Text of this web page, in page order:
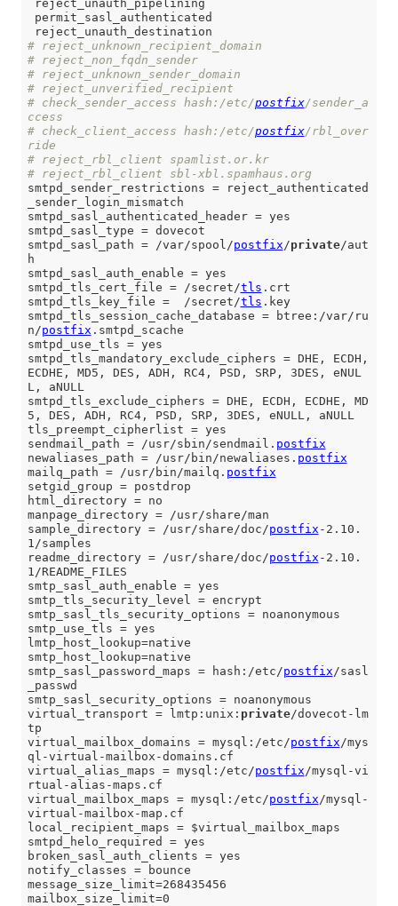
# reject_unknown_recipient_domain
# reject_non_fqdn_sender
# reject_unknown_sender_domain
# reject_unverified_recipient
# check_sender_access hash:/etc/postfix/sender_a
ccess
# check_client_access hash:/etc/postfix/rbl_over
ride
# reject_rbl_client spamlist.or.kr
# reject_rbl_client sbl-xbl.spamhaus.org
smtpd_sender_restrictions = reject_authenticated
_sender_login_mismatch
smtpd_sasl_authenticated_header = yes
smtpd_sasl_type = dovecot
smtpd_sasl_path = /var/spool/postfix /private/aut
h
smtpd_sasl_auth_enable = yes
smtpd_tls_cert_file = /secret/tls .crt
smtpd_tls_key_file =  /secret/tls .key
smtpd_tls_session_cache_database = btree:/var/ru
n/postfix .smtpd_scache
smtpd_use_tls = yes
smtpd_tls_mandatory_exclude_ciphers = DHE, ECDH,
ECDHE, MD5, DES, ADH, RC4, PSD, SRP, 3DES, eNUL
L, aNULL
smtpd_tls_exclude_ciphers = DHE, ECDH, ECDHE, MD
5, DES, ADH, RC4, PSD, SRP, 3DES, eNULL, aNULL
tls_preempt_cipherlist = yes
sendmail_path = /usr/sbin/sendmail. postfix
newaliases_path = /usr/bin/newaliases. postfix
mailq_path = /usr/bin/mailq. postfix
setgid_group = postdrop
html_directory = no
manpage_directory = /usr/share/man
sample_directory = /usr/share/doc/postfix -2.10.
1/samples
readme_directory = /usr/share/doc/postfix -2.10.
1/README_FILES
smtp_sasl_auth_enable = yes
smtp_tls_security_level = encrypt
smtp_sasl_tls_security_options = noanonymous
smtp_use_tls = yes
lmtp_host_lookup=native
smtp_host_lookup=native
smtp_sasl_password_maps = hash:/etc/postfix /sasl
_passwd
smtp_sasl_security_options = noanonymous
virtual_transport = lmtp:unix: private/dovecot-lm
tp
virtual_mailbox_domains = mysql:/etc/postfix /mys
ql-virtual-mailbox-domains.cf
virtual_alias_maps = mysql:/etc/postfix /mysql-vi
rtual-alias-maps.cf
virtual_mailbox_maps = mysql:/etc/postfix /mysql-
virtual-mailbox-map.cf
local_recipient_maps = $virtual_mailbox_maps
smtpd_helo_required = yes
broken_sasl_auth_clients = yes
notify_classes = bounce
message_size_limit=268435456
mailbox_size_limit=0